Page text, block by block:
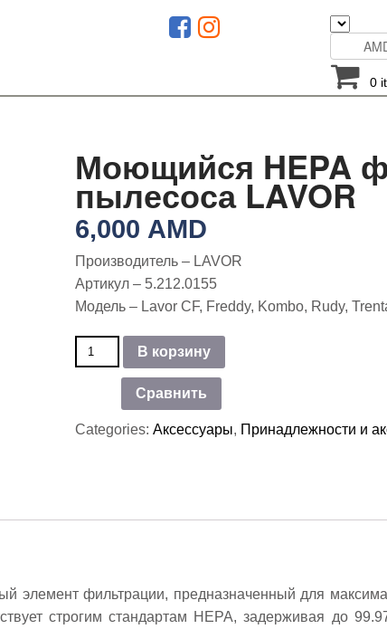
0
Моющийся HEPA
пылесоса LAVOR
6,000 AMD
Производитель – LAVOR
Артикул – 5.212.0155
Модель – Lavor CF, Freddy, Kombo, Rudy,
Количество
Моющийся
для
В корзину
Сравнить
Categories:Аксессуары, Принадлежности и
элемент фильтрации, предназначенный для
строгим стандартам HEPA, задерживая до